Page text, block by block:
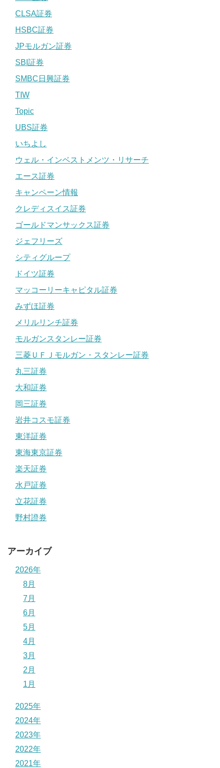
CLSA証券
HSBC証券
JPモルガン証券
SBI証券
SMBC日興証券
TIW
Topic
UBS証券
いちよし
ウェル・インベストメンツ・リサーチ
エース証券
キャンペーン情報
クレディスイス証券
ゴールドマンサックス証券
ジェフリーズ
シティグループ
ドイツ証券
マッコーリーキャピタル証券
みずほ証券
メリルリンチ証券
モルガンスタンレー証券
三菱ＵＦＪモルガン・スタンレー証券
丸三証券
大和証券
岡三証券
岩井コスモ証券
東洋証券
東海東京証券
楽天証券
水戸証券
立花証券
野村證券
アーカイブ
2026年
8月
7月
6月
5月
4月
3月
2月
1月
2025年
2024年
2023年
2022年
2021年